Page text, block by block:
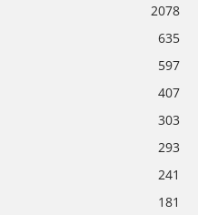
2078
635
597
407
303
293
241
181